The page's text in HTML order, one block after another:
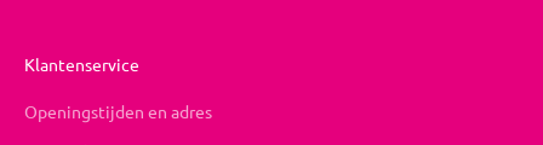
Klantenservice
Openingstijden en adres